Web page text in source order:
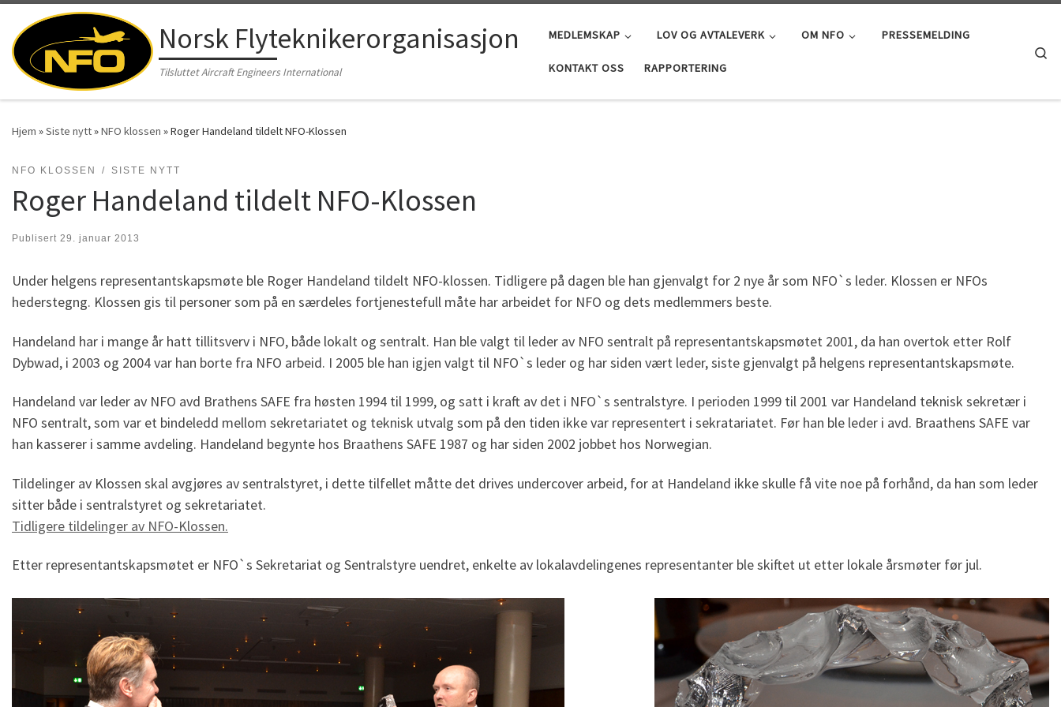
Skip to content Norsk Flyteknikerorganisasjon
Tilsluttet Aircraft Engineers International
MEDLEMSKAP LOV OG AVTALEVERK OM NFO PRESSEMELDING
KONTAKT OSS RAPPORTERING
Hjem »Siste nytt»NFO klossen »Roger Handeland tildelt NFO-Klossen
NFO KLOSSEN SISTE NYTT
Roger Handeland tildelt NFO-Klossen
Publisert 29. januar 2013
Under helgens representantskapsmøte ble Roger Handeland tildelt NFO-klossen. Tidligere på dagen ble han gjenvalgt for 2 nye år som NFO`s leder. Klossen er NFOs
hederstegng. Klossen gis til personer som på en særdeles fortjenestefull måte har arbeidet for NFO og dets medlemmers beste.
Handeland har i mange år hatt tillitsverv i NFO, både lokalt og sentralt. Han ble valgt til leder av NFO sentralt på representantskapsmøtet 2001, da han overtok etter Rolf
Dybwad, i 2003 og 2004 var han borte fra NFO arbeid. I 2005 ble han igjen valgt til NFO`s leder og har siden vært leder, siste gjenvalgt på helgens representantskapsmøte.
Handeland var leder av NFO avd Brathens SAFE fra høsten 1994 til 1999, og satt i kraft av det i NFO`s sentralstyre. I perioden 1999 til 2001 var Handeland teknisk sekretær i
NFO sentralt, som var et bindeledd mellom sekretariatet og teknisk utvalg som på den tiden ikke var representert i sekratariatet. Før han ble leder i avd. Braathens SAFE var
han kasserer i samme avdeling. Handeland begynte hos Braathens SAFE 1987 og har siden 2002 jobbet hos Norwegian.
Tildelinger av Klossen skal avgjøres av sentralstyret, i dette tilfellet måtte det drives undercover arbeid, for at Handeland ikke skulle få vite noe på forhånd, da han som leder
sitter både i sentralstyret og sekretariatet.
Tidligere tildelinger av NFO-Klossen.
Etter representantskapsmøtet er NFO`s Sekretariat og Sentralstyre uendret, enkelte av lokalavdelingenes representanter ble skiftet ut etter lokale årsmøter før jul.